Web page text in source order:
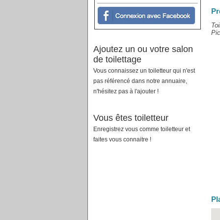
Ajoutez un ou votre salon
de toilettage
Vous connaissez un toiletteur qui n'est
pas référencé dans notre annuaire,
n'hésitez pas à l'ajouter !
Vous êtes toiletteur
Enregistrez vous comme toiletteur et
faites vous connaitre !